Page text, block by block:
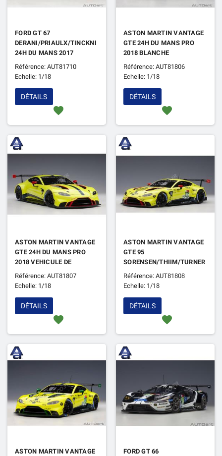
FORD GT 67
DERANI/PRIAULX/TINCKNELL
24H DU MANS 2017
Référence: AUT81710
Echelle: 1/18
favorite
DÉTAILS
ASTON MARTIN VANTAGE
GTE 24H DU MANS PRO
2018 BLANCHE
Référence: AUT81806
Echelle: 1/18
favorite
DÉTAILS
ASTON MARTIN VANTAGE
GTE 24H DU MANS PRO
2018 VEHICULE DE
PRESENTATION
Référence: AUT81807
Echelle: 1/18
favorite
DÉTAILS
ASTON MARTIN VANTAGE
GTE 95
SORENSEN/THIIM/TURNERLE
24H DU MANS PRO 2018
Référence: AUT81808
Echelle: 1/18
favorite
DÉTAILS
ASTON MARTIN VANTAGE
FORD GT 66